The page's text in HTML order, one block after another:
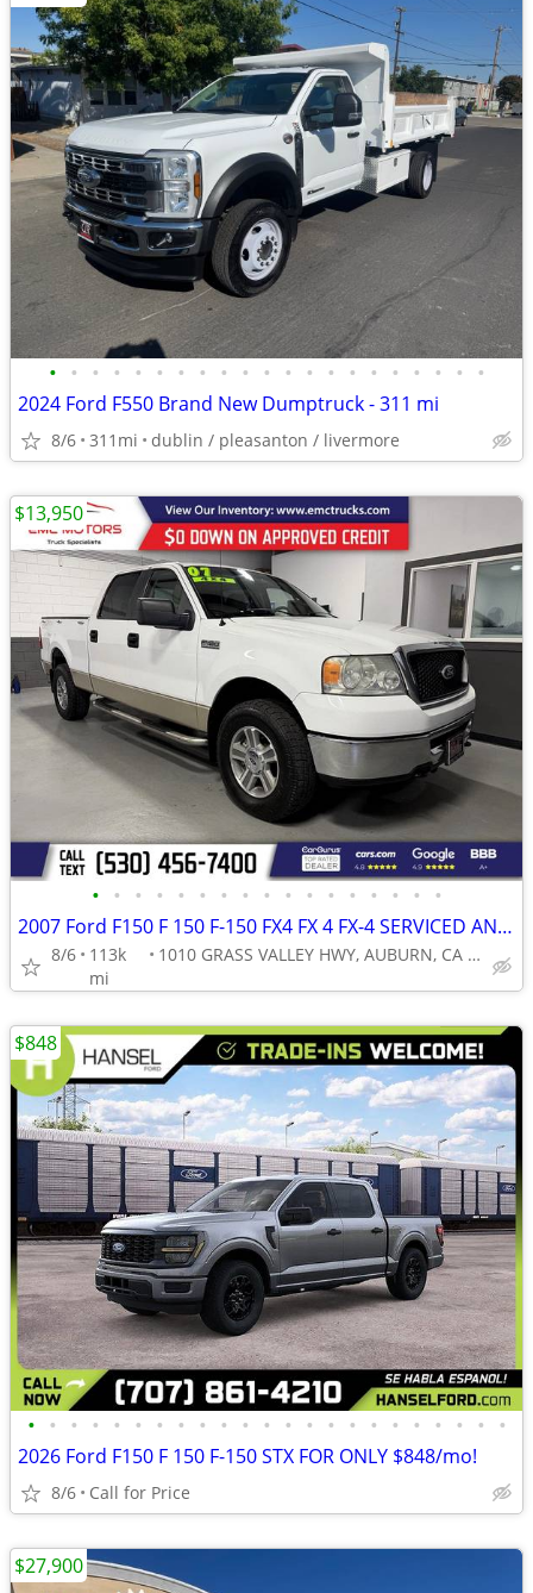
• • • • • • • • • • • • • • • • • • • • •
2024 Ford F550 Brand New Dumptruck - 311 mi
8/6 311mi dublin / pleasanton / livermore
• • • • • • • • • • • • • • • • •
2007 Ford F150 F 150 F-150 FX4 FX 4 FX-4 SERVICED AND READY!
8/6
113k
mi
1010 GRASS VALLEY HWY, AUBURN, CA 95603
$13,950
• • • • • • • • • • • • • • • • • • • • • • •
2026 Ford F150 F 150 F-150 STX FOR ONLY $848/mo!
8/6 Call for Price
$848
$27,900